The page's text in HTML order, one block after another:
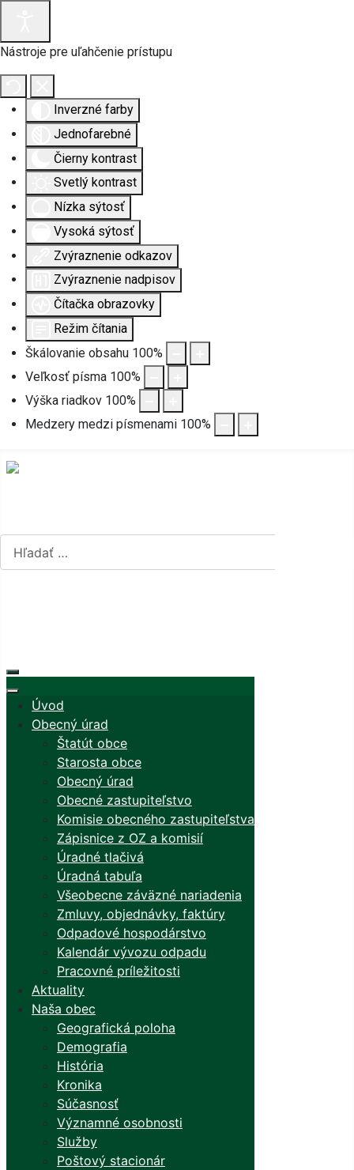
Nástroje pre uľahčenie prístupu
Inverzné farby
Jednofarebné
Čierny kontrast
Svetlý kontrast
Nízka sýtosť
Vysoká sýtosť
Zvýraznenie odkazov
Zvýraznenie nadpisov
Čítačka obrazovky
Režim čítania
Škálovanie obsahu 100%
Veľkosť písma 100%
Výška riadkov 100%
Medzery medzi písmenami 100%
Úvod
Obecný úrad
Štatút obce
Starosta obce
Obecný úrad
Obecné zastupiteľstvo
Komisie obecného zastupiteľstva
Zápisnice z OZ a komisií
Úradné tlačivá
Úradná tabuľa
Všeobecne záväzné nariadenia
Zmluvy, objednávky, faktúry
Odpadové hospodárstvo
Kalendár vývozu odpadu
Pracovné príležitosti
Aktuality
Naša obec
Geografická poloha
Demografia
História
Kronika
Súčasnosť
Významné osobnosti
Služby
Poštový stacionár